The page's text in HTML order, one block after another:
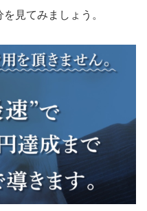
見てみましょう。